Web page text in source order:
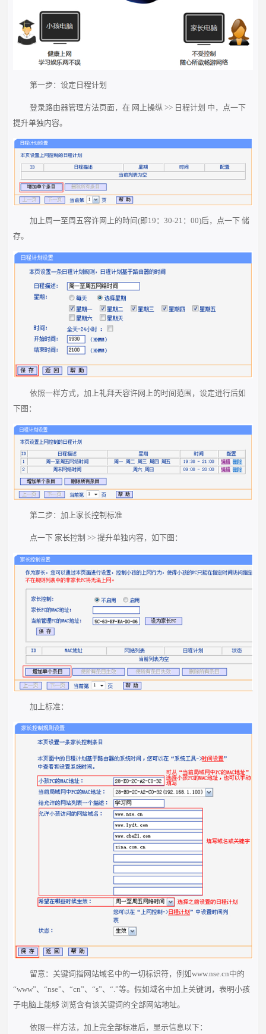
第一步：设定日程计划
登录路由器管理方法页面，在 网上操纵 >> 日程计划 中，点一下
提升单独内容。
加上周一至周五容许网上的時间(即19：30-21：00)后，点一下 储
存。
依照一样方式，加上礼拜天容许网上的时间范围，设定进行后如
下图：
第二步：加上家长控制标准
点一下 家长控制 >> 提升单独内容，如下图：
加上标准：
留意：关键词指网站域名中的一切标识符，例如www.nse.cn中的
“www”、“nse”、“cn”、“s”、“.”等。假如域名中加上关键词，表明小孩
子电脑上能够 浏览含有该关键词的全部网站地址。
依照一样方法，加上完全部标准后，显示信息以下：